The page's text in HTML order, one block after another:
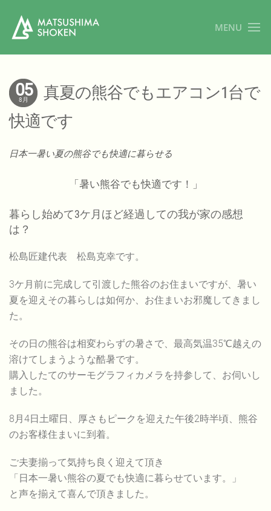
MENU
05
8月
真夏の熊谷でもエアコン1台で
快適です
日本一暑い夏の熊谷でも快適に暮らせる
「暑い熊谷でも快適です！」
暮らし始めて3ケ月ほど経過しての我が家の感想
は？
松島匠建代表 松島克幸です。
3ケ月前に完成して引渡した熊谷のお住まいですが、暑い
夏を迎えその暮らしは如何か、お住まいお邪魔してきまし
た。
その日の熊谷は相変わらずの暑さで、最高気温35℃越えの
溶けてしまうような酷暑です。
購入したてのサーモグラフィカメラを持参して、お伺いし
ました。
8月4日土曜日、厚さもピークを迎えた午後2時半頃、熊谷
のお客様住まいに到着。
ご夫妻揃って気持ち良く迎えて頂き
「日本一暑い熊谷の夏でも快適に暮らせています。」
と声を揃えて喜んで頂きました。